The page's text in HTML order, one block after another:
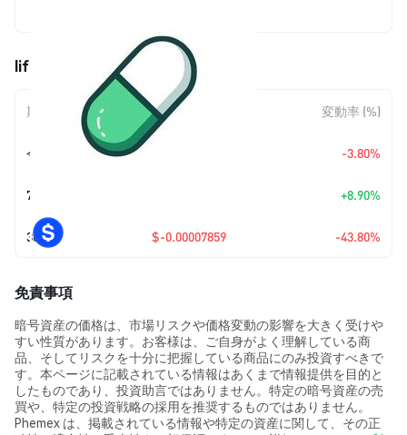
life changing pill (PILL) の価格変動
期間 金額変動 変動率 (%)
今日 -3.80%
7日 +8.90%
30日 $-0.00007859 -43.80%
免責事項
暗号資産の価格は、市場リスクや価格変動の影響を大きく受けや
すい性質があります。お客様は、ご自身がよく理解している商
品、そしてリスクを十分に把握している商品にのみ投資すべきで
す。本ページに記載されている情報はあくまで情報提供を目的と
したものであり、投資助言ではありません。特定の暗号資産の売
買や、特定の投資戦略の採用を推奨するものではありません。
Phemex は、掲載されている情報や特定の資産に関して、その正